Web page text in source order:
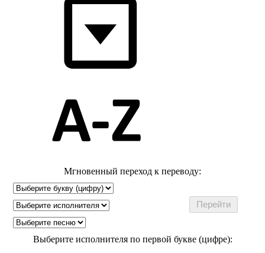
Мгновенный переход к переводу:
Выберите исполнителя по первой букве (цифре):